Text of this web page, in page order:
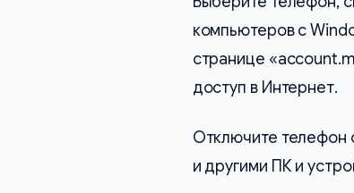
компьютеров с
странице
доступ в Интернет.
Отключите телефон
и другими ПК и